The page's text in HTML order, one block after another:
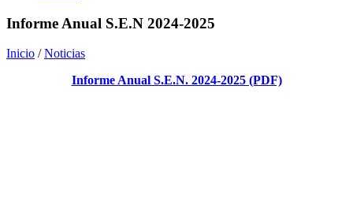
Informe Anual S.E.N 2024-2025
Inicio /Noticias
Informe Anual S.E.N. 2024-2025 (PDF)